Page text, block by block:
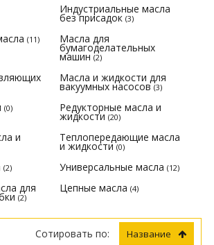
Индустриальные масла
без присадок (3)
(11) Масла для
бумагоделательных
машин (2)
Масла и жидкости для
вакуумных насосов (3)
(0) Редукторные масла и
жидкости (20)
и Теплопередающие масла
и жидкости(0)
(2) Универсальные масла (12)
для
(2)
Цепные масла (4)
Сотировать по: Название